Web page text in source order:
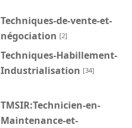
Techniques-de-vente-et-
négociation [2]
Techniques-Habillement-
Industrialisation [34]
TMSIR:Technicien-en-
Maintenance-et-